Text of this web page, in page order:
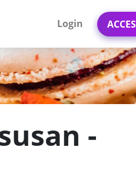
Login
-